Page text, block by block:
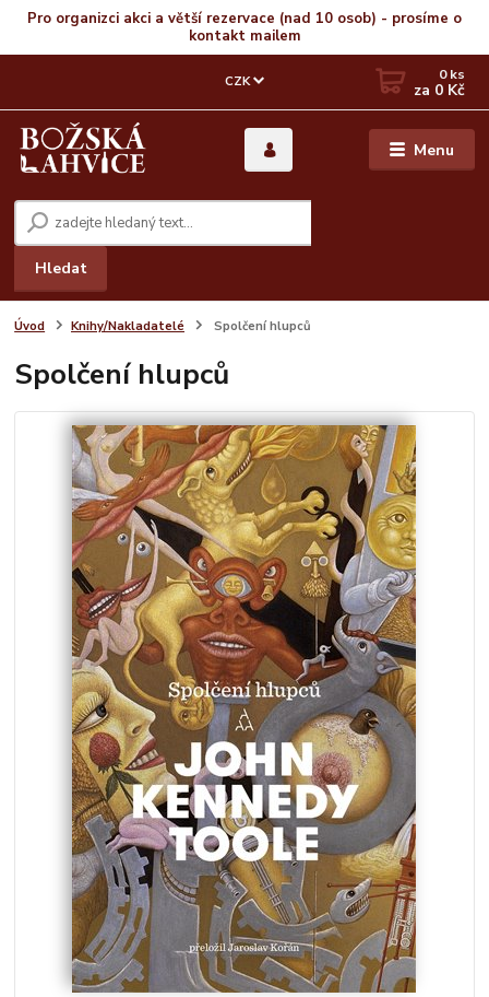
Pro organizci akci a větší rezervace (nad 10 osob) - prosíme o
kontakt mailem
Menu
CZK
Hledat
0ks
za 0 Kč
Úvod Knihy/Nakladatelé Spolčení hlupců
Spolčení hlupců